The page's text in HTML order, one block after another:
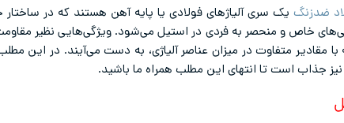
ضدزنگ یک سری آلیاژهای فولادی یا پایه آهن هستند که در ساختار
خاص و منحصر به فردی در استیل می‌شود. ویژگی‌هایی نظیر
مقادیر متفاوت در میزان عناصر آلیاژی، به دست می‌آیند. در این مطلب
جذاب است تا انتهای این مطلب همراه ما باشید.